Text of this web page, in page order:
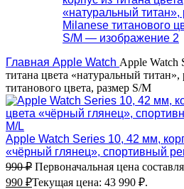
Главная Apple Watch Apple Watch
титана цвета «натуральный
титанового цвета, размер S/M
Apple Watch Series 10, 42 мм,
«чёрный глянец», спортивный
990₽ Первоначальная цена
990 ₽Текущая цена: 43 990 ₽.